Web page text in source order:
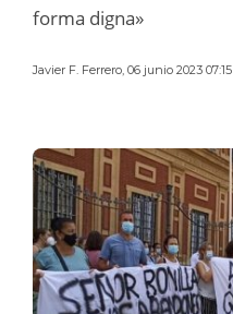
forma digna»
Javier F. Ferrero, 06 junio 2023 07:15